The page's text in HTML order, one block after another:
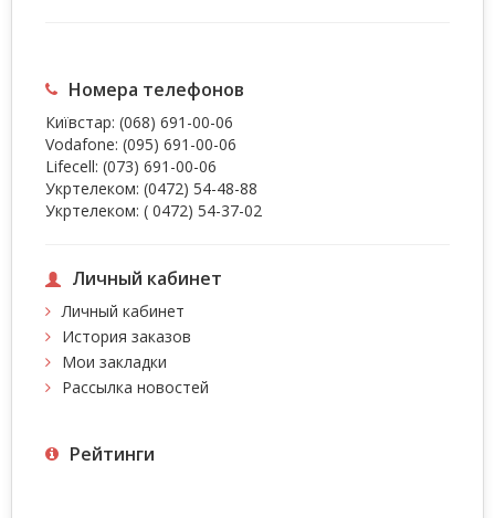
Номера телефонов
Київстар: (068) 691-00-06
Vodafone: (095) 691-00-06
Lifecell: (073) 691-00-06
Укртелеком: (0472) 54-48-88
Укртелеком: ( 0472) 54-37-02
Личный кабинет
Личный кабинет
История заказов
Мои закладки
Рассылка новостей
Рейтинги